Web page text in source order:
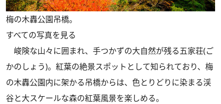
梅の木轟公園吊橋。
すべての写真を見る
峻険な山々に囲まれ、手つかずの大自然が残る五家荘(ご
かのしょう)。紅葉の絶景スポットとして知られており、梅
の木轟公園内に架かる吊橋からは、色とりどりに染まる渓
谷と大スケールな森の紅葉風景を楽しめる。